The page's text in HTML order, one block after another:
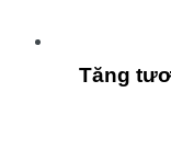
Tăng